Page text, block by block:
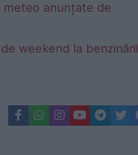
meteo anunțate de
weekend la benzinării